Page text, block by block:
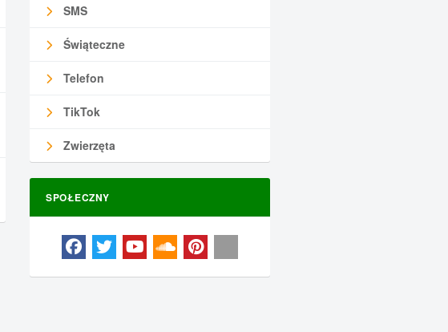
SMS
Świąteczne
Telefon
TikTok
Zwierzęta
SPOŁECZNY